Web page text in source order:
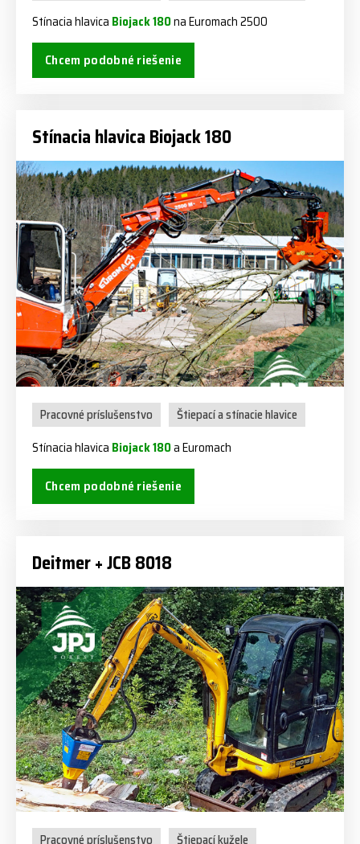
Stínacia hlavica Biojack 180na Euromach 2500
Chcem podobné riešenie
Stínacia hlavica Biojack 180
Pracovné príslušenstvo
Štiepací a stínacie hlavice
Stínacia hlavica Biojack 180a Euromach
Chcem podobné riešenie
Deitmer + JCB 8018